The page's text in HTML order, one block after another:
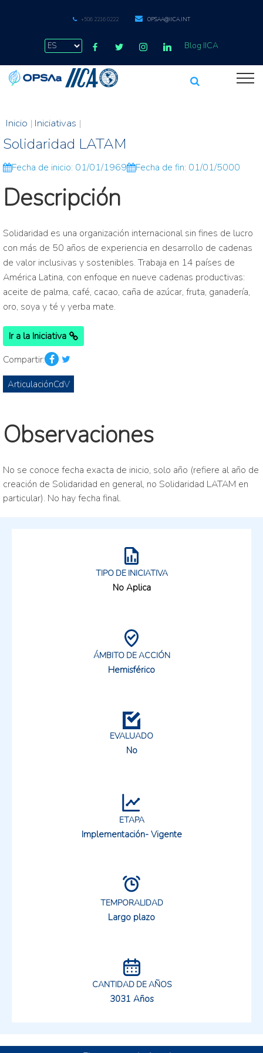
+506 2216 0222 OPSAA@IICA.INT
Blog IICA
Inicio | Iniciativas |
Solidaridad LATAM
Fecha de inicio: 01/01/1969 Fecha de fin: 01/01/5000
Descripción
Solidaridad es una organización internacional sin fines de lucro
con más de 50 años de experiencia en desarrollo de cadenas
de valor inclusivas y sostenibles. Trabaja en 14 países de
América Latina, con enfoque en nueve cadenas productivas:
aceite de palma, café, cacao, caña de azúcar, fruta, ganadería,
oro, soya y té y yerba mate.
Ir a la Iniciativa
Compartir:
ArticulaciónCdV
Observaciones
No se conoce fecha exacta de inicio, solo año (refiere al año de
creación de Solidaridad en general, no Solidaridad LATAM en
particular). No hay fecha final.
TIPO DE INICIATIVA
No Aplica
ÁMBITO DE ACCIÓN
Hemisférico
EVALUADO
No
ETAPA
Implementación- Vigente
TEMPORALIDAD
Largo plazo
CANTIDAD DE AÑOS
3031 Años